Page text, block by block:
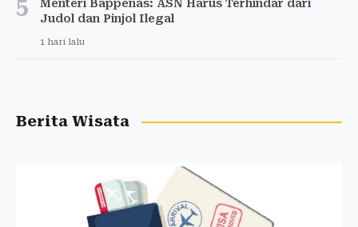
5
Menteri Bappenas: ASN Harus Terhindar dari
Judol dan Pinjol Ilegal
1 hari lalu
Berita Wisata